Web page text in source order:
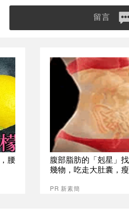
留言
腰
腹部脂肪的「剋星」
幾物，吃走大肚囊，
PR 新素簡